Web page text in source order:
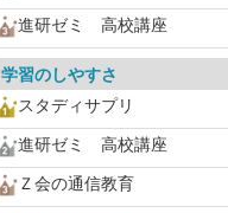
進研ゼミ 高校講座
学習のしやすさ
スタディサプリ
進研ゼミ 高校講座
Ｚ会の通信教育